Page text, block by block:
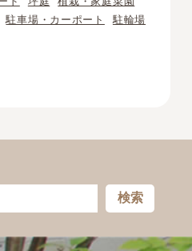
駐車場・カーポート 駐輪場
検索